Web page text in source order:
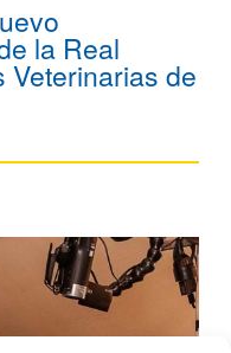
la Real
Veterinarias de